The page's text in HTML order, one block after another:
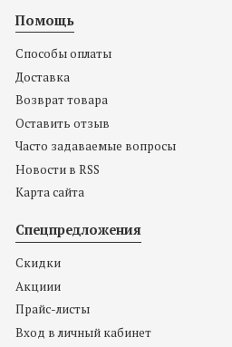
Помощь
Способы оплаты
Доставка
Возврат товара
Оставить отзыв
Часто задаваемые вопросы
Новости в RSS
Карта сайта
Спецпредложения
Скидки
Акциии
Прайс-листы
Вход в личный кабинет